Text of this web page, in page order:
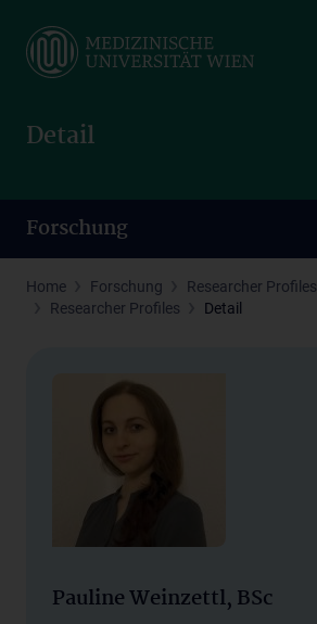
main
Detail
Forschung
Home Forschung
Researcher Profiles
Researcher Profiles
Detail
Pauline Weinzettl, BSc